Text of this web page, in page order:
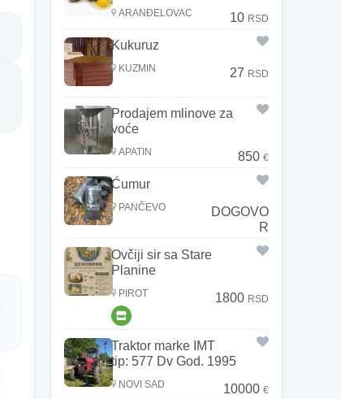
ARANĐELOVAC 10 RSD
Kukuruz
KUZMIN 27 RSD
Prodajem mlinove za
voće
APATIN 850 €
Ćumur
PANČEVO
DOGOVO
R
Ovčiji sir sa Stare
Planine
PIROT 1800 RSD
Traktor marke IMT
tip: 577 Dv God. 1995
NOVI SAD 10000 €